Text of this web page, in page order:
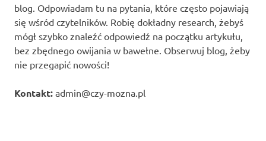
blog. Odpowiadam tu na pytania, które często pojawiają
się wśród czytelników. Robię dokładny research, żebyś
mógł szybko znaleźć odpowiedź na początku artykułu,
bez zbędnego owijania w bawełne. Obserwuj blog, żeby
nie przegapić nowości!
Kontakt: admin@czy-mozna.pl